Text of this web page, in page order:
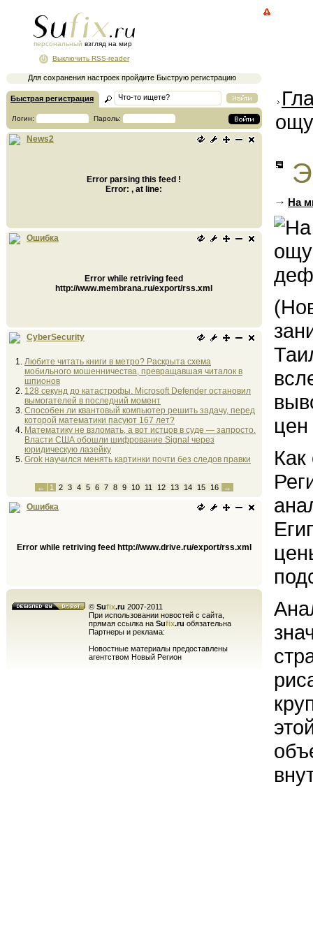
персональный взгляд на мир
Для сохранения настроек пройдите Быструю регистрацию
Выключить RSS-reader
Быстрая регистрация
Логин: Пароль:
News2
Error parsing this feed !
Error: , at line:
Ошибка
Error while retriving feed
http://www.membrana.ru/export/rss.xml
CyberSecurity
Любите читать книги в метро? Раскрыта схема
мобильного мошенничества, превращавшая читалок в
шпионов
128 секунд до катастрофы. Microsoft Defender остановил
вымогателей в последний момент
Способен ли квантовый компьютер решить задачу, перед
которой математики пасуют 167 лет?
Математику не взломать, а вот истцов в суде — запросто.
Власти США обошли шифрование Signal через
юридическую лазейку
Grok научился менять картинки почти без следов правки
← 1 2 3 4 5 6 7 8 9 10 11 12 13 14 15 16 →
Ошибка
Error while retriving feed http://www.drive.ru/export/rss.xml
© Sufix.ru 2007-2011
При использовании новостей с сайта,
прямая ссылка на Sufix.ru обязательна
Партнеры и реклама:
Новостные материалы предоставлены
агентством Новый Регион
На